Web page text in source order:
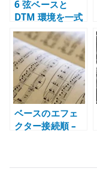
6 弦ベースと
DTM 環境を一式
購入した理由 –
楽器だけでは練
習は変わらない
ベースのエフェ
クター接続順 –